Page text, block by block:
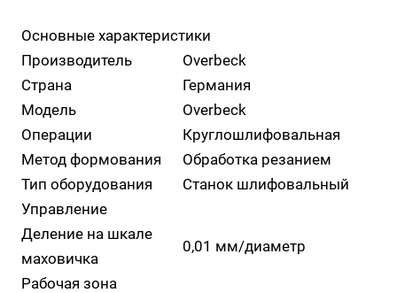
Основные характеристики
Производитель
Overbeck
Страна
Германия
Модель
Overbeck
Операции
Круглошлифовальная
Метод формования
Обработка резанием
Тип оборудования
Станок шлифовальный
Управление
Деление на шкале
маховичка
0,01 мм/диаметр
Рабочая зона